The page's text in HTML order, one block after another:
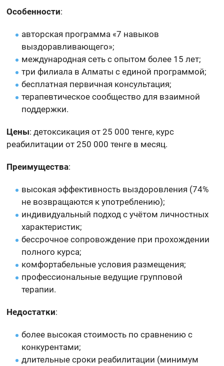
Особенности:
авторская программа «7 навыков
выздоравливающего»;
международная сеть с опытом более 15 лет;
три филиала в Алматы с единой программой;
бесплатная первичная консультация;
терапевтическое сообщество для взаимной
поддержки.
Цены: детоксикация от 25 000 тенге, курс
реабилитации от 250 000 тенге в месяц.
Преимущества:
высокая эффективность выздоровления (74%
не возвращаются к употреблению);
индивидуальный подход с учётом личностных
характеристик;
бессрочное сопровождение при прохождении
полного курса;
комфортабельные условия размещения;
профессиональные ведущие групповой
терапии.
Недостатки:
более высокая стоимость по сравнению с
конкурентами;
длительные сроки реабилитации (минимум